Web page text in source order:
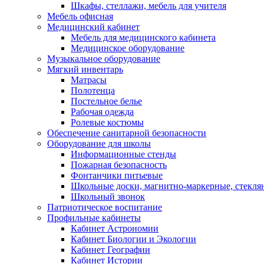
Шкафы, стеллажи, мебель для учителя
Мебель офисная
Медицинский кабинет
Мебель для медицинского кабинета
Медицинское оборудование
Музыкальное оборудование
Мягкий инвентарь
Матрасы
Полотенца
Постельное белье
Рабочая одежда
Ролевые костюмы
Обеспечение санитарной безопасности
Оборудование для школы
Информационные стенды
Пожарная безопасность
Фонтанчики питьевые
Школьные доски, магнитно-маркерные,
Школьный звонок
Патриотическое воспитание
Профильные кабинеты
Кабинет Астрономии
Кабинет Биологии и Экологии
Кабинет Географии
Кабинет Истории